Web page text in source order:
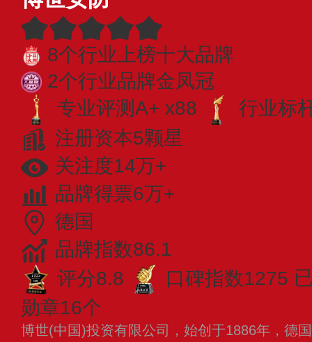
8个行业上榜十大品牌
2个行业品牌金凤冠
专业评测A+ x88
行业标
注册资本5颗星
关注度14万+
品牌得票6万+
德国
品牌指数86.1
评分8.8
口碑指数1275
勋章16个
博世(中国)投资有限公司，始创于1886年，德